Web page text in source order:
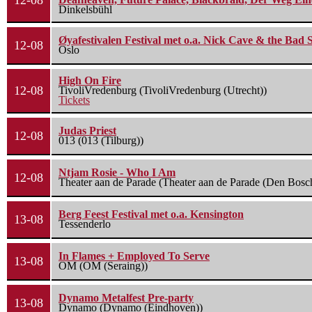
Dinkelsbühl
12-08
Øyafestivalen Festival met o.a. Nick Cave & the Bad
Oslo
12-08
High On Fire
TivoliVredenburg (TivoliVredenburg (Utrecht))
Tickets
12-08
Judas Priest
013 (013 (Tilburg))
12-08
Ntjam Rosie - Who I Am
Theater aan de Parade (Theater aan de Parade (Den
13-08
Berg Feest Festival met o.a. Kensington
Tessenderlo
13-08
In Flames + Employed To Serve
OM (OM (Seraing))
13-08
Dynamo Metalfest Pre-party
Dynamo (Dynamo (Eindhoven))